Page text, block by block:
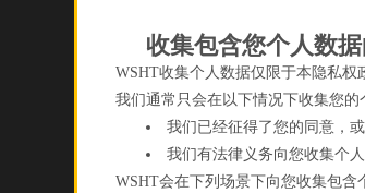
收集包含您个人数
WSHT收集个人数据仅限于本隐私权
我们通常只会在以下情况下收集您的
我们已经征得了您的同意，或
我们有法律义务向您收集个人
WSHT会在下列场景下向您收集包含